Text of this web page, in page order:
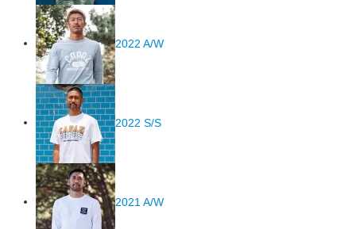
2022 A/W
2022 S/S
2021 A/W